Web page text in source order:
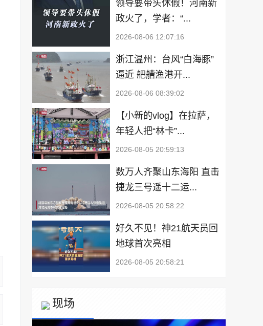
领导要带头休假！河南新
政火了，学者：“...
2026-08-06 12:07:16
浙江温州：台风“白海豚”
逼近 舥艚渔港开...
2026-08-06 08:39:02
【小新的vlog】在拉萨，
年轻人把“林卡”...
2026-08-05 20:59:13
数万人齐聚山东海阳 直击
捷龙三号遥十二运...
2026-08-05 20:58:22
好久不见！神21航天员回
地球首次亮相
2026-08-05 20:58:21
现场